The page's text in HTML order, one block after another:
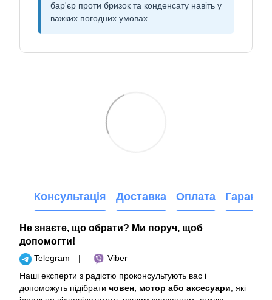
бар'єр проти бризок та конденсату навіть у
важких погодних умовах.
Консультація Доставка Оплата Гарантія
Не знаєте, що обрати? Ми поруч, щоб
допомогти!
Telegram |
Viber
Наші експерти з радістю проконсультують вас і
допоможуть підібрати човен, мотор або аксесуари , які